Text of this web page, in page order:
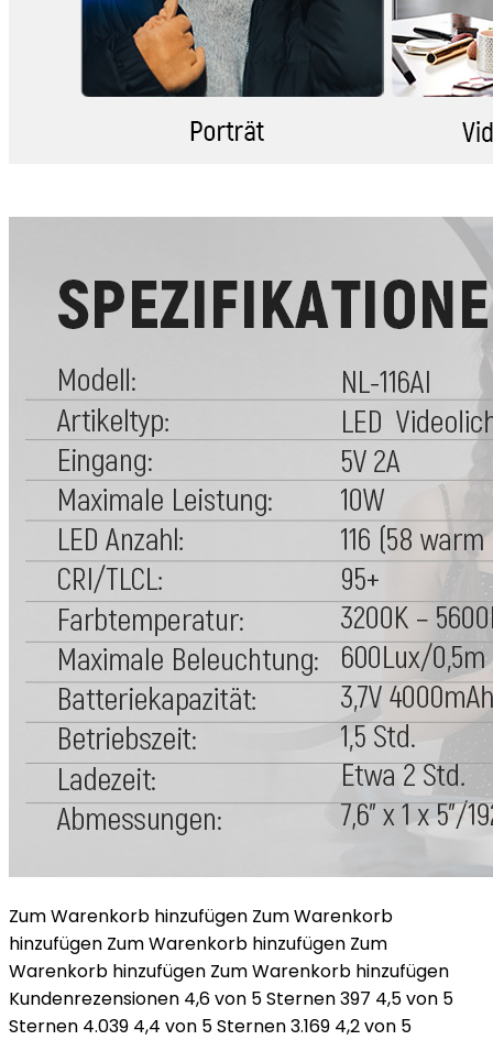
Zum Warenkorb hinzufügen Zum Warenkorb
hinzufügen Zum Warenkorb hinzufügen Zum
Warenkorb hinzufügen Zum Warenkorb hinzufügen
Kundenrezensionen 4,6 von 5 Sternen 397 4,5 von 5
Sternen 4.039 4,4 von 5 Sternen 3.169 4,2 von 5